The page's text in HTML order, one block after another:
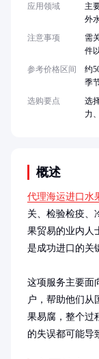
概述
代理海运进口水
关、检验检疫、
果贸易的业内人
是成功进口的关
这项服务主要面
户，帮助他们从
果易腐，整个过
的失误都可能导
应用领域
主
外
注意事项
需
件
参考价格区间
约
季
选购要点
选
力